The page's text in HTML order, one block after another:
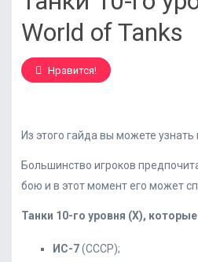
World of Tanks
Нравится!
Из этого гайда вы можете
Большинство игроков
бою и в этот момент его может
Танки 10-го уровня (Х),
ИС-7(СССР);